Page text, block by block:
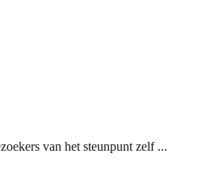
van het steunpunt zelf ...